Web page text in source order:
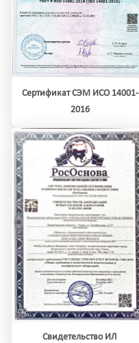
Сертификат СЭМ ИСО 14001-
2016
Свидетельство ИЛ